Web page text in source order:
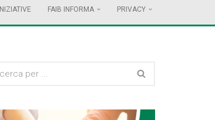
INIZIATIVE FAIB INFORMA PRIVACY